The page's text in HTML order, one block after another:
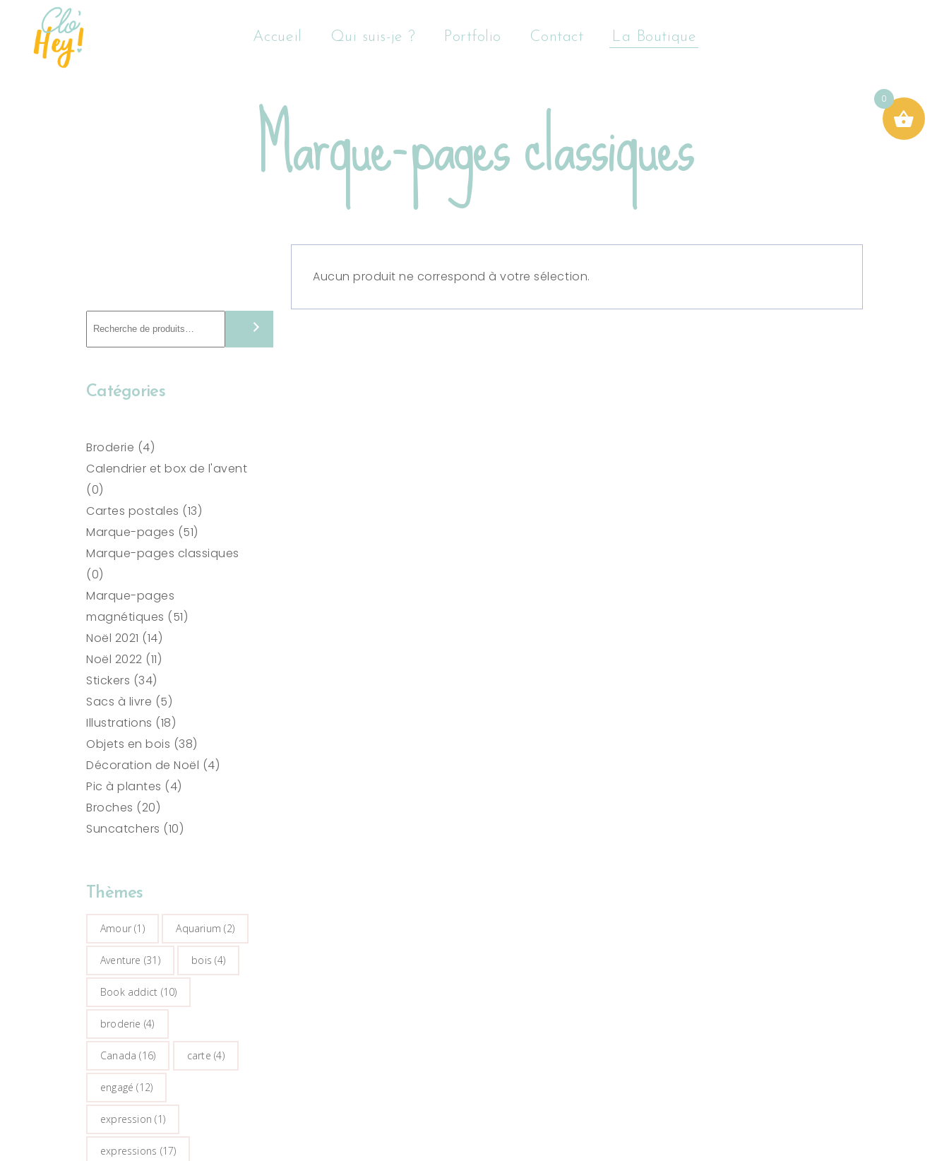
Accueil Qui suis-je ? Portfolio Contact La Boutique
Marque-pages classiques
Aucun produit ne correspond à votre sélection.
Catégories
Broderie 44
produits
Calendrier et box de l'avent
00
produit
Cartes postales 1313
produits
Marque-pages 5151
produits
Marque-pages classiques
00
produit
Marque-pages
magnétiques
5151
Noël 2021 1414
produits
Noël 2022 1111
Stickers 3434
produits
Sacs à livre 55
produits
Illustrations 1818
produits
Objets en bois 3838
produits
Décoration de Noël 44
Pic à plantes 44
Broches 2020
produits
Suncatchers 1010
Thèmes
Amour (1) Aquarium (2)
Aventure (31) bois (4)
Book addict (10)
broderie (4)
Canada (16) carte (4)
engagé (12)
expression (1)
expressions (17)
0